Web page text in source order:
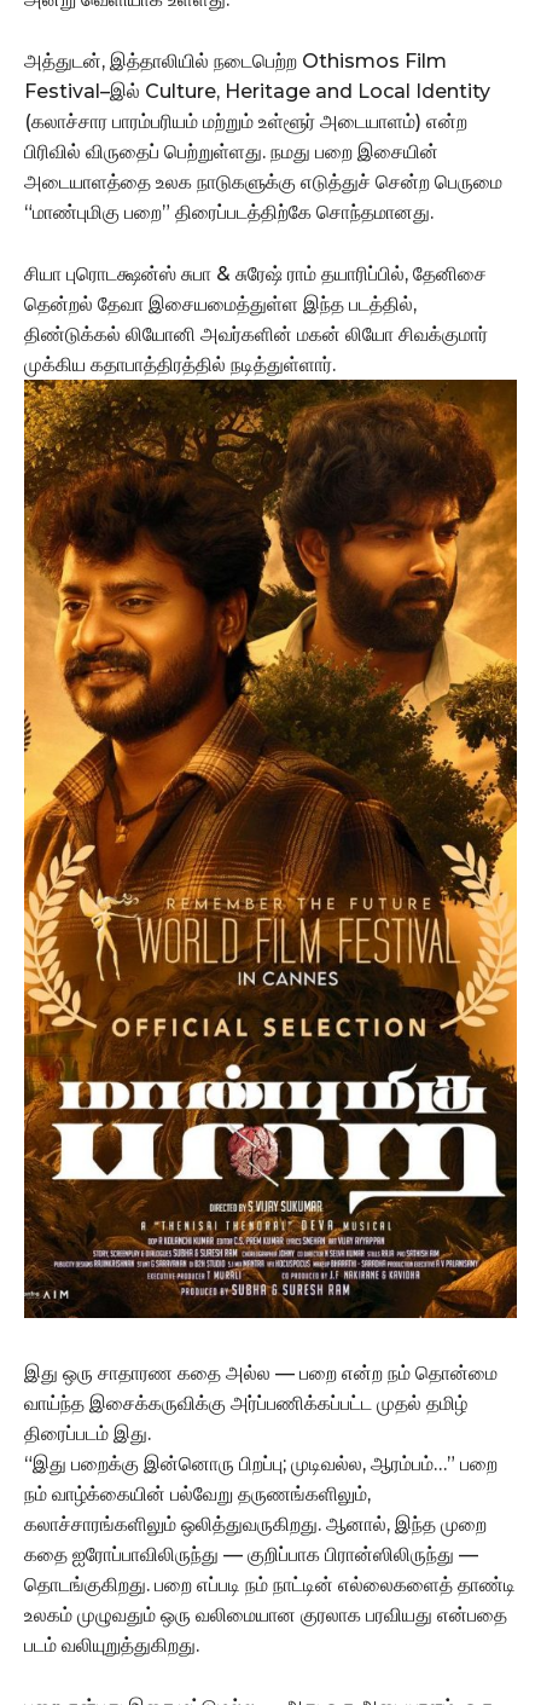
அத்துடன், இத்தாலியில் நடைபெற்ற Othismos Film
Festival–இல் Culture, Heritage and Local Identity
(கலாச்சார பாரம்பரியம் மற்றும் உள்ளூர் அடையாளம்) என்ற
பிரிவில் விருதைப் பெற்றுள்ளது. நமது பறை இசையின்
அடையாளத்தை உலக நாடுகளுக்கு எடுத்துச் சென்ற பெருமை
“மாண்புமிகு பறை” திரைப்படத்திற்கே சொந்தமானது.
சியா புரொடக்ஷன்ஸ் சுபா & சுரேஷ் ராம் தயாரிப்பில், தேனிசை
தென்றல் தேவா இசையமைத்துள்ள இந்த படத்தில்,
திண்டுக்கல் லியோனி அவர்களின் மகன் லியோ சிவக்குமார்
முக்கிய கதாபாத்திரத்தில் நடித்துள்ளார்.
இது ஒரு சாதாரண கதை அல்ல — பறை என்ற நம் தொன்மை
வாய்ந்த இசைக்கருவிக்கு அர்ப்பணிக்கப்பட்ட முதல் தமிழ்
திரைப்படம் இது.
“இது பறைக்கு இன்னொரு பிறப்பு; முடிவல்ல, ஆரம்பம்…” பறை
நம் வாழ்க்கையின் பல்வேறு தருணங்களிலும்,
கலாச்சாரங்களிலும் ஒலித்துவருகிறது. ஆனால், இந்த முறை
கதை ஐரோப்பாவிலிருந்து — குறிப்பாக பிரான்ஸிலிருந்து —
தொடங்குகிறது. பறை எப்படி நம் நாட்டின் எல்லைகளைத் தாண்டி
உலகம் முழுவதும் ஒரு வலிமையான குரலாக பரவியது என்பதை
படம் வலியுறுத்துகிறது.